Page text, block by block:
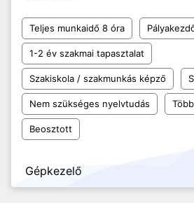
Teljes munkaidő 8 óra
1-2 év szakmai tapasztalat
Szakiskola / szakmunkás képző
Nem szükséges nyelvtudás
Beosztott
Gépkezelő